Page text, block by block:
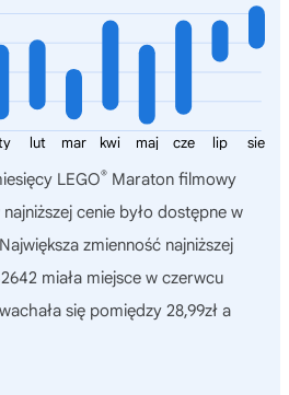
sie
lip
cze
maj
kwi
mar
lut
LEGO® Maraton filmowy
najniższej cenie było dostępne w
zmienność najniższej
miała miejsce w czerwcu
się pomiędzy 28,99zł a